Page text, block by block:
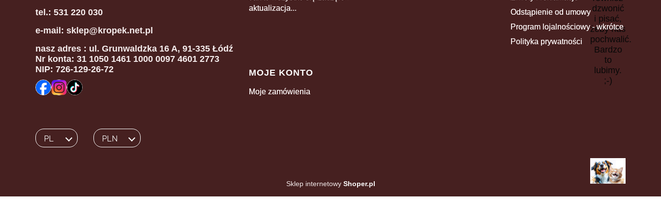
dzwonić
i pisać,
żeby nas
pochwalić.
Bardzo
to
lubimy.
;-)
tel.: 531 220 030
e-mail: sklep@kropek.net.pl
nasz adres : ul. Grunwaldzka 16 A, 91-335 Łódź
Nr konta: 31 1050 1461 1000 0097 4601 2773
NIP: 726-129-26-72
aktualizacja...
Odstąpienie od umowy
Program lojalnościowy - wkrótce
Polityka prywatności
MOJE KONTO
Moje zamówienia
Wybrany język:
PL
polski Wybrana waluta:
PLN
Sklep internetowy Shoper.pl